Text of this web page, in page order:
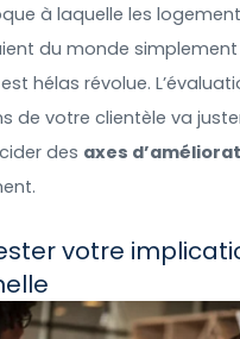
à laquelle les
du monde simplement
hélas révolue.
de votre clientèle va
des axes
votre